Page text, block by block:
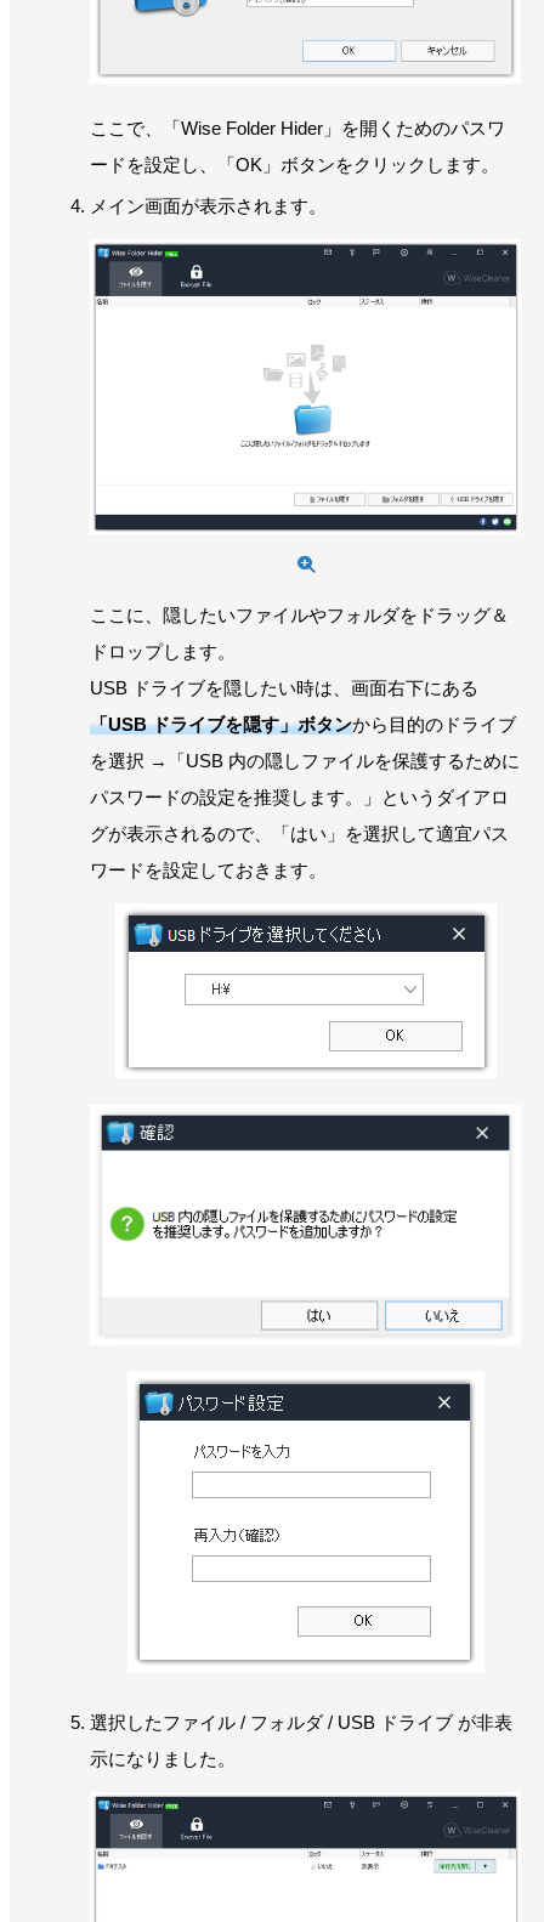
ここで、「Wise Folder Hider」を開くためのパスワ
ードを設定し、「OK」ボタンをクリックします。
メイン画面が表示されます。
ここに、隠したいファイルやフォルダをドラッグ＆
ドロップします。
USB ドライブを隠したい時は、画面右下にある
「USB ドライブを隠す」ボタンから目的のドライブ
を選択 →「USB 内の隠しファイルを保護するために
パスワードの設定を推奨します。」というダイアロ
グが表示されるので、「はい」を選択して適宜パス
ワードを設定しておきます。
選択したファイル / フォルダ / USB ドライブ が非表
示になりました。